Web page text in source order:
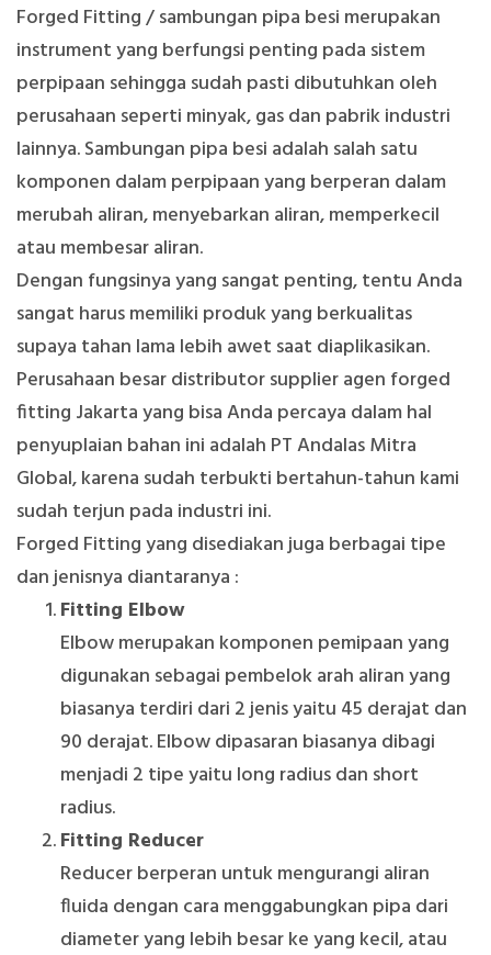
Forged Fitting / sambungan pipa besi merupakan
instrument yang berfungsi penting pada sistem
perpipaan sehingga sudah pasti dibutuhkan oleh
perusahaan seperti minyak, gas dan pabrik industri
lainnya. Sambungan pipa besi adalah salah satu
komponen dalam perpipaan yang berperan dalam
merubah aliran, menyebarkan aliran, memperkecil
atau membesar aliran.
Dengan fungsinya yang sangat penting, tentu Anda
sangat harus memiliki produk yang berkualitas
supaya tahan lama lebih awet saat diaplikasikan.
Perusahaan besar distributor supplier agen forged
fitting Jakarta yang bisa Anda percaya dalam hal
penyuplaian bahan ini adalah PT Andalas Mitra
Global, karena sudah terbukti bertahun-tahun kami
sudah terjun pada industri ini.
Forged Fitting yang disediakan juga berbagai tipe
dan jenisnya diantaranya :
Fitting Elbow
Elbow merupakan komponen pemipaan yang
digunakan sebagai pembelok arah aliran yang
biasanya terdiri dari 2 jenis yaitu 45 derajat dan
90 derajat. Elbow dipasaran biasanya dibagi
menjadi 2 tipe yaitu long radius dan short
radius.
Fitting Reducer
Reducer berperan untuk mengurangi aliran
fluida dengan cara menggabungkan pipa dari
diameter yang lebih besar ke yang kecil, atau